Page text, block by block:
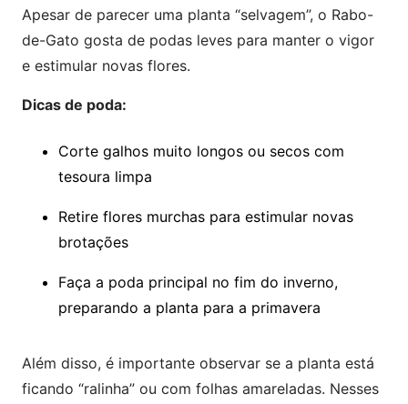
Apesar de parecer uma planta “selvagem”, o Rabo-
de-Gato gosta de podas leves para manter o vigor
e estimular novas flores.
Dicas de poda:
Corte galhos muito longos ou secos com
tesoura limpa
Retire flores murchas para estimular novas
brotações
Faça a poda principal no fim do inverno,
preparando a planta para a primavera
Além disso, é importante observar se a planta está
ficando “ralinha” ou com folhas amareladas. Nesses